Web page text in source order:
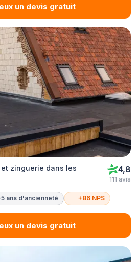
un devis gratuit
zinguerie dans les
4,8
111 avis
ans d'ancienneté +86 NPS
un devis gratuit